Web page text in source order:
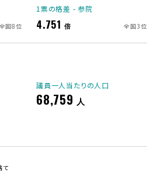
全国8位
1票の格差 - 参院
4.751 倍 全国3位
議員一人当たりの人口
68,759 人
て